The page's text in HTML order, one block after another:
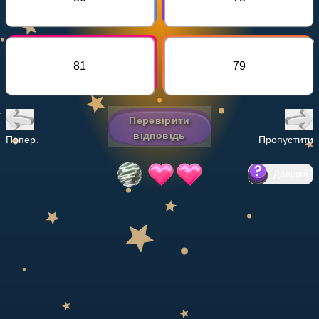
НАВЧАЛЬНИЙ ПЛАН
81 79
Попер.
Перевірити
відповідь
Пропустити
?